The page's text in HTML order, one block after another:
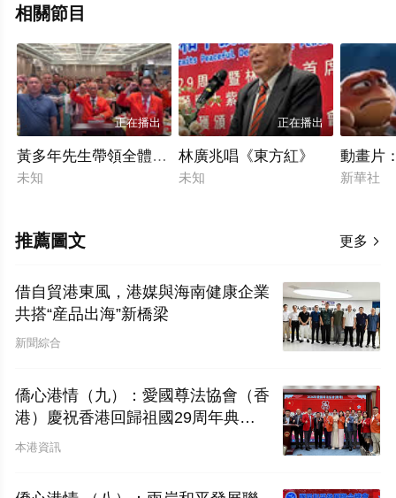
相關節目
正在播出
黃多年先生帶領全體與會嘉賓，面對國旗、莊嚴宣誓
未知
正在播出
林廣兆唱《東方紅》
未知
動畫片
新華社
更多 
推薦圖文
借自貿港東風，港媒與海南健康企業
共搭“産品出海”新橋梁
新聞綜合
僑心港情（九）：愛國尊法協會（香
港）慶祝香港回歸祖國29周年典禮
圓滿舉行
本港資訊